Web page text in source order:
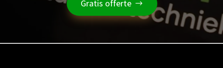
Gratis offerte